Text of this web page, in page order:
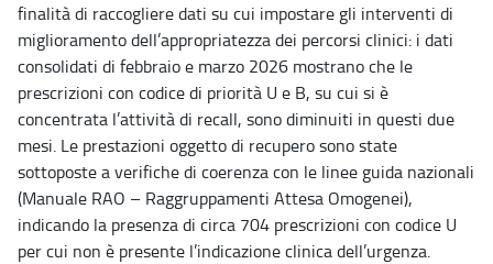
finalità di raccogliere dati su cui impostare gli interventi di
miglioramento dell’appropriatezza dei percorsi clinici: i dati
consolidati di febbraio e marzo 2026 mostrano che le
prescrizioni con codice di priorità U e B, su cui si è
concentrata l’attività di recall, sono diminuiti in questi due
mesi. Le prestazioni oggetto di recupero sono state
sottoposte a verifiche di coerenza con le linee guida nazionali
(Manuale RAO – Raggruppamenti Attesa Omogenei),
indicando la presenza di circa 704 prescrizioni con codice U
per cui non è presente l’indicazione clinica dell’urgenza.